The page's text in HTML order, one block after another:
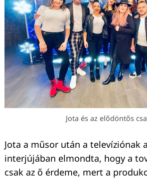
Jota és az elődöntős
Jota a műsor után a televíziónak
interjújában elmondta, hogy a
csak az ő érdeme, mert a
Keresés: